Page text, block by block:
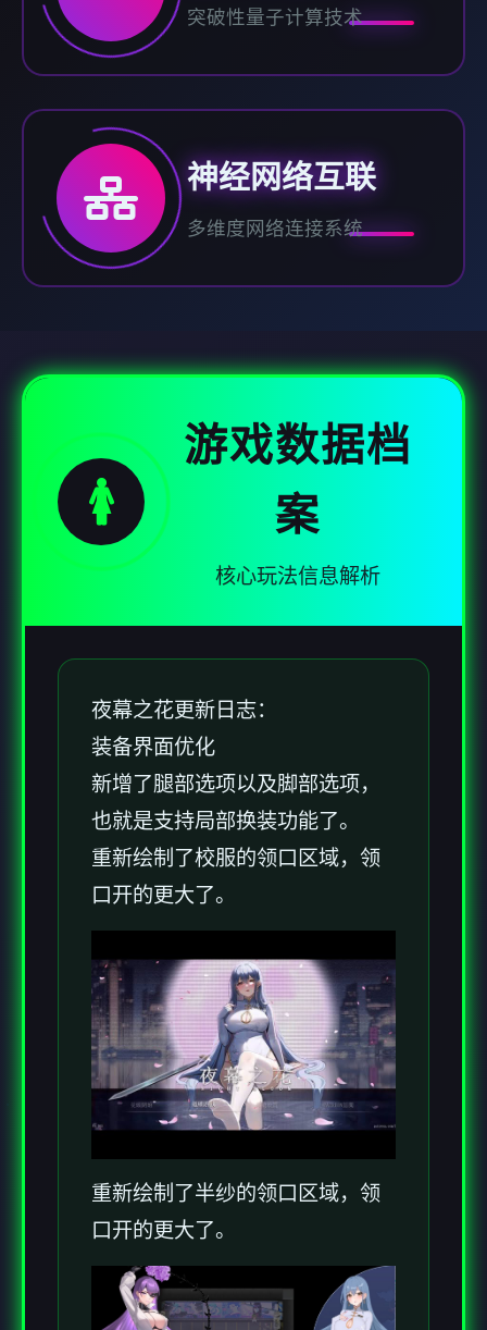
突破性量子计算技术
神经网络互联
多维度网络连接系统
🚺
游戏数据档
案
核心玩法信息解析
夜幕之花更新日志：
装备界面优化
新增了腿部选项以及脚部选项，
也就是支持局部换装功能了。
重新绘制了校服的领口区域，领
口开的更大了。
重新绘制了半纱的领口区域，领
口开的更大了。